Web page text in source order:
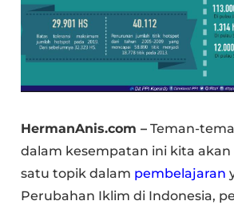
HermanAnis.com – Teman-
dalam kesempatan ini kita
satu topik dalam pembelajaran
Perubahan Iklim di Indonesia,